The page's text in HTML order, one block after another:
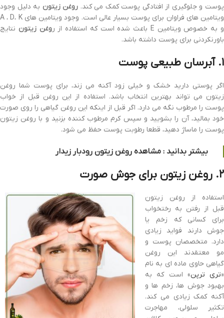
پوست و جلوگیری از افتادگی پوست کمک می کند. روغن زیتون به دلیل وجود
ویتامین های فراوان برای پوست بسیار عالی است. وجود ویتامین های A ، D، K
و به خصوص ویتامین E باعث شده است که استفاده از ر
وغن زیتون نتایج
باورنکردنی برای پوست داشته باشد.
۱. آبرسان طبیعی پوست
اگر پوستی دارید خشک و خیلی زود آکنه می زند، برای پوست شما روغن
زیتون می تواند بهترین انتخاب باشد. استفاده از این روغن قبل از خواب
پوست را مرطوب نگه می دارد. اگر قبل از اینکه این روغن گیاهی را روی صورت
خود بمالید، آن را بشویید و سپس کرم مرطوب کننده بزنید و با روغن زیتون
پوست را ماساژ دهید، قطعا رطوبت پوست حفظ می شود.
بیشتر بدانید : مشاهده روغن زیتون رودبار زیدار
۲. روغن زیتون برای جوش صورت
استفاده از روغن زیتون
قبل از رفتن به رختخواب
برای کسانی که زخم یا
جوش دارند فواید زیادی
دارد. متخصصان پوست و
مو معتقدند این روغن
گیاهی حاوی ماده ای به نام
«تری ترپن» است که به
بهبود جوش ها، زخم ها و
آکنه کمک زیادی می کند.
تکثیر سلولی، مهاجرت